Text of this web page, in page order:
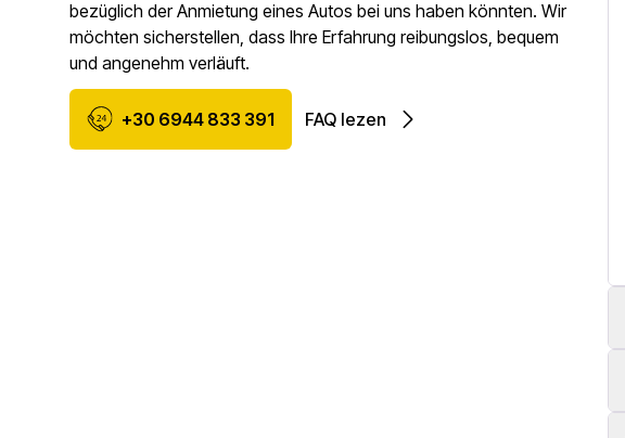
bezüglich der Anmietung eines Autos bei uns haben könnten. Wir
möchten sicherstellen, dass Ihre Erfahrung reibungslos, bequem
und angenehm verläuft.
+30 6944 833 391 FAQ lezen